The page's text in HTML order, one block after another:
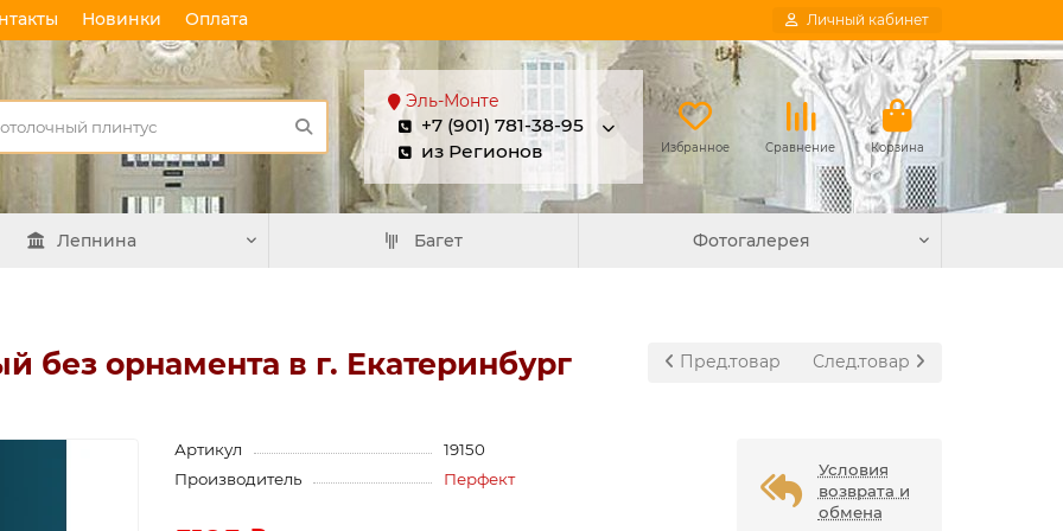
Новинки Оплата Личный кабинет
Эль-Монте
+7 (901) 781-38-95
из Регионов
Избранное Сравнение Корзина
Лепнина Багет Фотогалерея
Пред.товар След.товар
без орнамента в г. Екатеринбург
Артикул
19150
Производитель
Перфект
Условия
возврата и
обмена